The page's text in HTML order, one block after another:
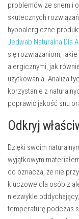
problemów ze snem i
skutecznych
hypoalergiczne
Jedwab Naturalna Dla
się rozwiązaniom,
alergicznymi, jak
użytkowania. Analiza
korzystanie z
poprawić jakość snu
Odkryj
Dzięki swoim
wyjątkowym
co oznacza, że nie
kluczowe dla osób z
niezwykle
temperaturę podczas